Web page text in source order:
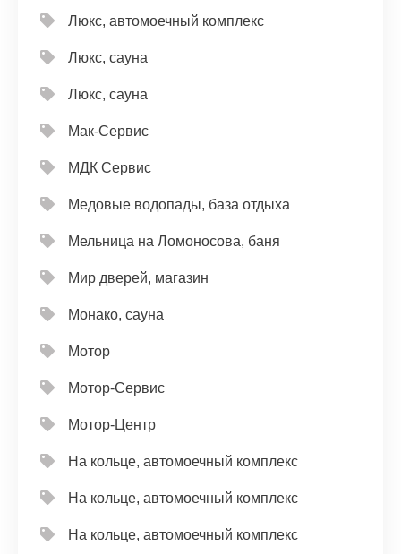
Люкс, автомоечный комплекс
Люкс, сауна
Люкс, сауна
Мак-Сервис
МДК Сервис
Медовые водопады, база отдыха
Мельница на Ломоносова, баня
Мир дверей, магазин
Монако, сауна
Мотор
Мотор-Сервис
Мотор-Центр
На кольце, автомоечный комплекс
На кольце, автомоечный комплекс
На кольце, автомоечный комплекс